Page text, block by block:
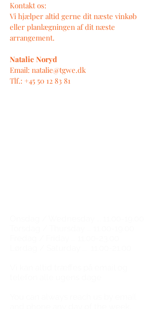
Kontakt os:
Vi hjælper altid gerne dit næste vinkøb
eller planlægningen afdit næste
arrangement.
Natalie Noryd
Email: natalie@tgwe.dk
Tlf.: +45 50 12 83 81